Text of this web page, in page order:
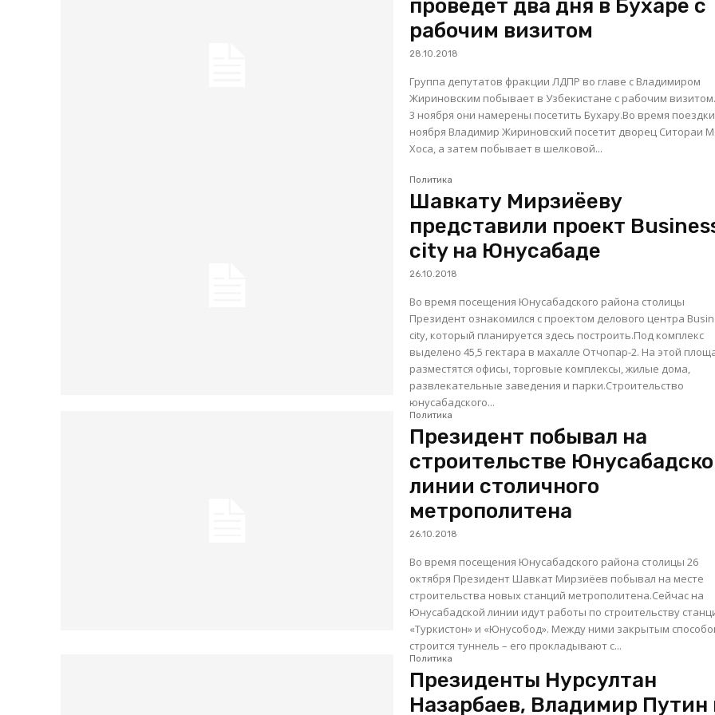
проведет два дня в Бухаре с
рабочим визитом
28.10.2018
Группа депутатов фракции ЛДПР во главе с Владимиром
Жириновским побывает в Узбекистане с рабочим
3 ноября они намерены посетить Бухару.Во время
ноября Владимир Жириновский посетит дворец Ситораи
Хоса, а затем побывает в шелковой...
Политика
Шавкату Мирзиёеву
представили проект
city на Юнусабаде
26.10.2018
Во время посещения Юнусабадского района столицы
Президент ознакомился с проектом делового центра
city, который планируется здесь построить.Под комплекс
выделено 45,5 гектара в махалле Отчопар-2. На этой
разместятся офисы, торговые комплексы, жилые дома,
развлекательные заведения и парки.Строительство
юнусабадского...
Политика
Президент побывал на
строительстве
линии столичного
метрополитена
26.10.2018
Во время посещения Юнусабадского района столицы 26
октября Президент Шавкат Мирзиёев побывал на месте
строительства новых станций метрополитена.Сейчас на
Юнусабадской линии идут работы по строительству
«Туркистон» и «Юнусобод». Между ними закрытым
строится туннель – его прокладывают с...
Политика
Президенты Нурсултан
Назарбаев, Владимир Путин